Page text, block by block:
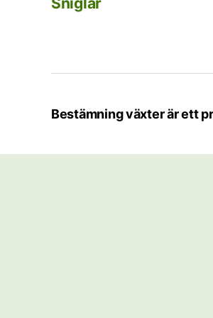
Bestämning växter är ett